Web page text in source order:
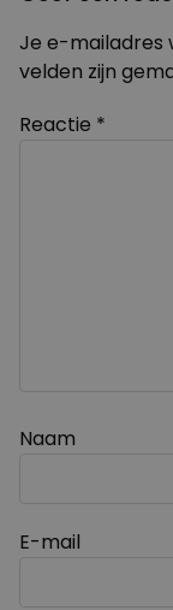
Je e-mailadres
velden zijn
Reactie *
Naam
E-mail